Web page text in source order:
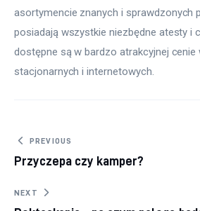
asortymencie znanych i sprawdzonych
posiadają wszystkie niezbędne atesty i
dostępne są w bardzo atrakcyjnej cenie
stacjonarnych i internetowych.
Nawigacja wpisu
PREVIOUS
Przyczepa czy kamper?
NEXT